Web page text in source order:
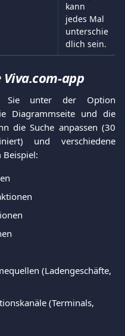
kann
jedes Mal
unterschie
dlich sein.
app
Sie unter der Option
Diagrammseite und die
die Suche anpassen (30
und verschiedene
Beispiel:
(Ladengeschäfte,
(Terminals,